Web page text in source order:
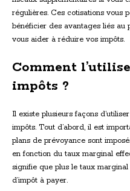
régulières. Ces cotisations vous
bénéficier des avantages liés au
vous aider à réduire vos impôts.
Comment
impôts ?
Il existe plusieurs façons
impôts. Tout d’abord, il est
plans de prévoyance sont
en fonction du taux marginal
signifie que plus le taux
d’impôt à payer.